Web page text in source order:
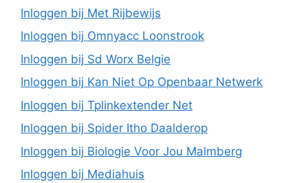
Inloggen bij Met Rijbewijs
Inloggen bij Omnyacc Loonstrook
Inloggen bij Sd Worx Belgie
Inloggen bij Kan Niet Op Openbaar Netwerk
Inloggen bij Tplinkextender Net
Inloggen bij Spider Itho Daalderop
Inloggen bij Biologie Voor Jou Malmberg
Inloggen bij Mediahuis